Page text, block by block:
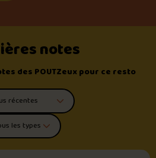
notes
des POUTZeux pour ce resto
Trier les commentaires
Filtrer par type de poutine